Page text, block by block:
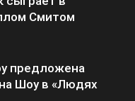
Смитом
предложена
Шоу в «Людях